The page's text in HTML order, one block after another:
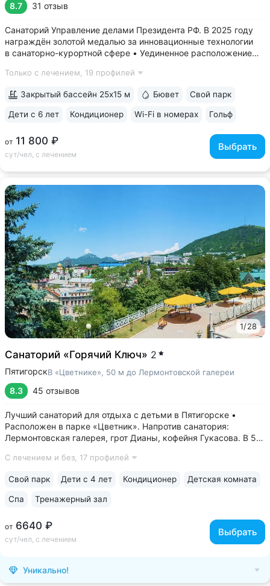
8.7 31 отзыв
Санаторий Управление делами Президента РФ. В 2025 году
награждён золотой медалью за инновационные технологии
в санаторно-курортной сфере • Уединенное расположение
микроклиматом на высоте 1000 м. Прямой выход
Только с лечением, 19 профилей
от 11 800 ₽
сут/чел, с лечением
Выбрать
Закрытый бассейн 25x15 м Бювет Свой парк
Дети с 6 лет Кондиционер Wi-Fi в номерах Гольф
ещё 6
1/28
Санаторий «Горячий Ключ» 2
ПятигорскВ «Цветнике», 50 м до Лермонтовской галереи
8.3 45 отзывов
Лучший санаторий для отдыха с детьми в Пятигорске •
Расположен в парке «Цветник». Напротив санатория:
Лермонтовская галерея, грот Дианы, кофейня Гукасова. В 5-х
Краеведческий музей, Спасский собор • Центральная
С лечением и без, 17 профилей
от 6640 ₽
сут/чел, с лечением
Выбрать
Свой парк Дети с 4 лет Кондиционер Детская комната
Спа Тренажерный зал
Уникально!